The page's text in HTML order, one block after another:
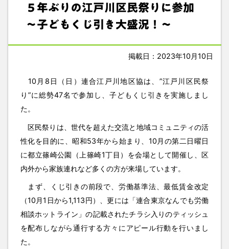
５年ぶりの江戸川区民祭りに参加
～子どもくじ引き大盛況！～
掲載日：2023年10月10日
10月8日（日）連合江戸川地区協は、”江戸川区民祭
り”に総勢47名で参加し、子どもくじ引きを実施しまし
た。
区民祭りは、世代を超えた交流と地域コミュニティの活
性化を目的に、昭和53年から始まり、10月の第二日曜日
に都立篠崎公園（上篠崎1丁目）を会場として開催し、区
内外から家族連れなど多くの方が来場しています。
まず、くじ引きの前段で、労働基準法、最低賃金改定
（10月1日から1,113円）、更には「連合東京なんでも労働
相談ホットライン」の記載されたチラシ入りのティッシュ
を配布しながら通行する方々にアピール行動を行いまし
た。